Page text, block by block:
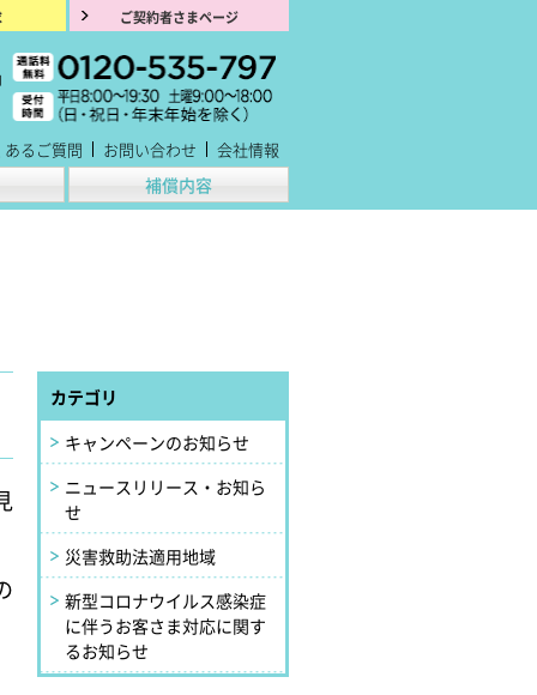
ご契約者さまページ
補償内容
あるご質問 お問い合わせ 会社情報
カテゴリ
キャンペーンのお知らせ
ニュースリリース・お知ら
せ
災害救助法適用地域
新型コロナウイルス感染症
に伴うお客さま対応に関す
るお知らせ